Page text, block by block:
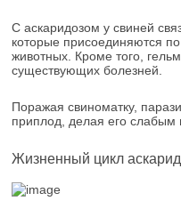
С аскаридозом у свиней
которые присоединяются
животных. Кроме того,
существующих болезней.
Поражая свиноматку,
приплод, делая его
Жизненный цикл